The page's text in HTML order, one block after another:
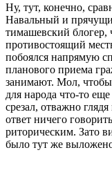
Ну, тут, конечно,
Навальный и
тимашевский блогер,
противостоящий
побоялся напрямую
планового приема
занимают. Мол, чтобы
для народа что-то
срезал, отважно
ответ ничего
риторическим. Зато
было тут же